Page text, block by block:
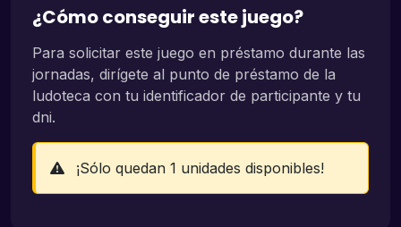
¿Cómo conseguir este juego?
Para solicitar este juego en préstamo durante las
jornadas, dirígete al punto de préstamo de la
ludoteca con tu identificador de participante y tu
dni.
¡Sólo quedan 1 unidades disponibles!